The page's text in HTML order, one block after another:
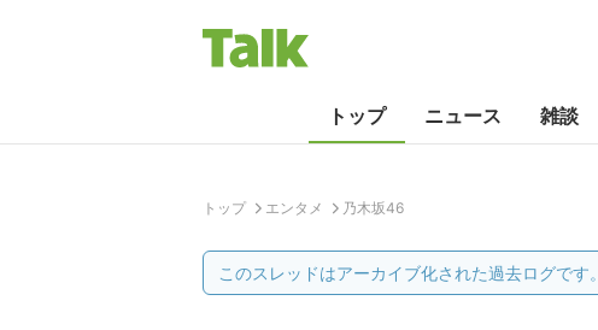
トップ ニュース 雑談
トップ エンタメ 乃木坂46
このスレッドはアーカイブ化された過去ログです。